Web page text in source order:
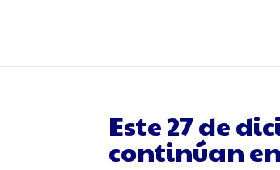
Este 27 de
continúan